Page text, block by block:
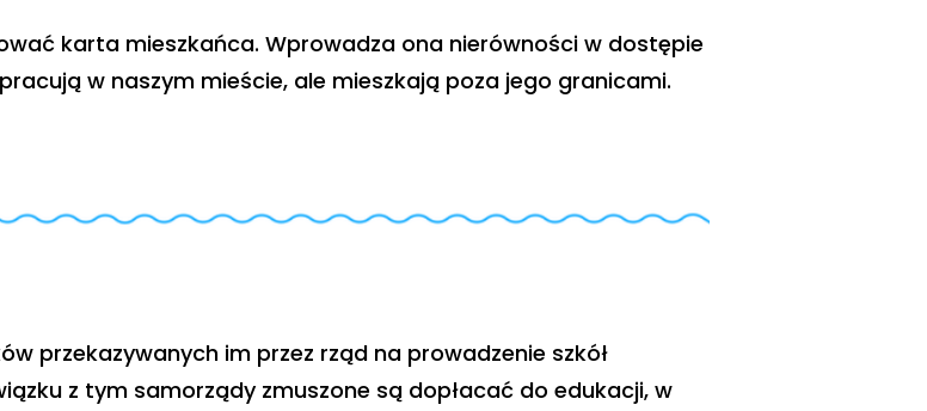
karta mieszkańca. Wprowadza ona nierówności w dostępie
w naszym mieście, ale mieszkają poza jego granicami.
przekazywanych im przez rząd na prowadzenie szkół
z tym samorządy zmuszone są dopłacać do edukacji, w